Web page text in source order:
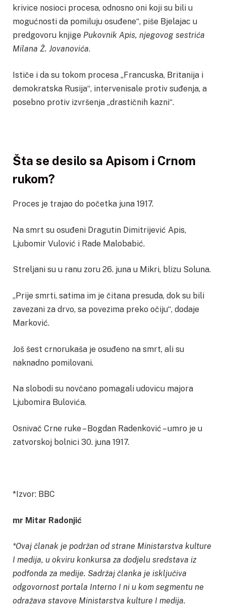
krivice nosioci procesa, odnosno oni koji su bili u
mogućnosti da pomiluju osuđene“, piše Bjelajac u
predgovoru knjige Pukovnik Apis, njegovog sestrića
Milana Ž. Jovanovića.
Ističe i da su tokom procesa „Francuska, Britanija i
demokratska Rusija“, intervenisale protiv suđenja, a
posebno protiv izvršenja „drastičnih kazni“.
Šta se desilo sa Apisom i Crnom
rukom?
Proces je trajao do početka juna 1917.
Na smrt su osuđeni Dragutin Dimitrijević Apis,
Ljubomir Vulović i Rade Malobabić.
Streljani su u ranu zoru 26. juna u Mikri, blizu Soluna.
„Prije smrti, satima im je čitana presuda, dok su bili
zavezani za drvo, sa povezima preko očiju“, dodaje
Marković.
Još šest crnorukaša je osuđeno na smrt, ali su
naknadno pomilovani.
Na slobodi su novčano pomagali udovicu majora
Ljubomira Bulovića.
Osnivač Crne ruke – Bogdan Radenković – umro je u
zatvorskoj bolnici 30. juna 1917.
*Izvor: BBC
mr Mitar Radonjić
*Ovaj članak je podržan od strane Ministarstva kulture
I medija, u okviru konkursa za dodjelu sredstava iz
podfonda za medije. Sadržaj članka je isključiva
odgovornost portala Interno I ni u kom segmentu ne
odražava stavove Ministarstva kulture I medija.